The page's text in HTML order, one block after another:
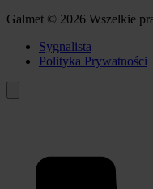
Galmet © 2026 Wszelkie
Sygnalista
Polityka Prywatności